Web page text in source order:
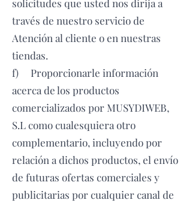
solicitudes que usted nos dirija a
través de nuestro servicio de
Atención al cliente o en nuestras
tiendas.
f) Proporcionarle información
acerca de los productos
comercializados por MUSYDIWEB,
S.L como cualesquiera otro
complementario, incluyendo por
relación a dichos productos, el envío
de futuras ofertas comerciales y
publicitarias por cualquier canal de